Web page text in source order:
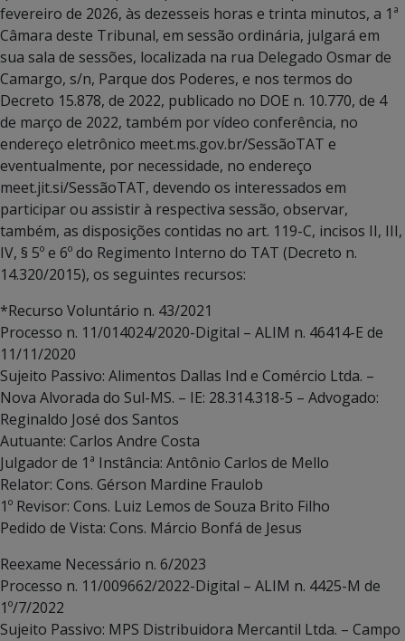
fevereiro de 2026, às dezesseis horas e trinta minutos, a 1ª
Câmara deste Tribunal, em sessão ordinária, julgará em
sua sala de sessões, localizada na rua Delegado Osmar de
Camargo, s/n, Parque dos Poderes, e nos termos do
Decreto 15.878, de 2022, publicado no DOE n. 10.770, de 4
de março de 2022, também por vídeo conferência, no
endereço eletrônico meet.ms.gov.br/SessãoTAT e
eventualmente, por necessidade, no endereço
meet.jit.si/SessãoTAT, devendo os interessados em
participar ou assistir à respectiva sessão, observar,
também, as disposições contidas no art. 119-C, incisos II, III,
IV, § 5º e 6º do Regimento Interno do TAT (Decreto n.
14.320/2015), os seguintes recursos:
*Recurso Voluntário n. 43/2021
Processo n. 11/014024/2020-Digital – ALIM n. 46414-E de
11/11/2020
Sujeito Passivo: Alimentos Dallas Ind e Comércio Ltda. –
Nova Alvorada do Sul-MS. – IE: 28.314.318-5 – Advogado:
Reginaldo José dos Santos
Autuante: Carlos Andre Costa
Julgador de 1ª Instância: Antônio Carlos de Mello
Relator: Cons. Gérson Mardine Fraulob
1º Revisor: Cons. Luiz Lemos de Souza Brito Filho
Pedido de Vista: Cons. Márcio Bonfá de Jesus
Reexame Necessário n. 6/2023
Processo n. 11/009662/2022-Digital – ALIM n. 4425-M de
1º/7/2022
Sujeito Passivo: MPS Distribuidora Mercantil Ltda. – Campo